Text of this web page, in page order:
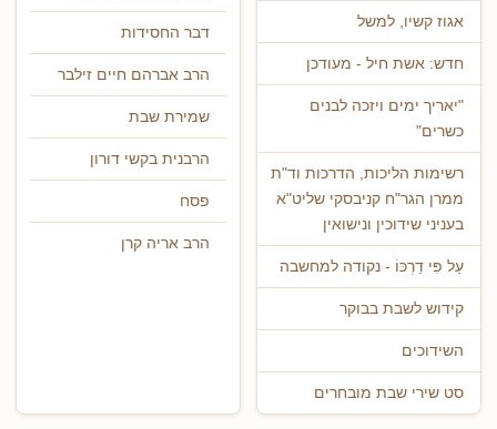
אגוז קשיו, למשל
חדש: אשת חיל - מעודכן
"יאריך ימים ויזכה לבנים
כשרים"
רשימות הליכות, הדרכות וד"ת
ממרן הגר"ח קניבסקי שליט"א
בעניני שידוכין ונישואין
עַל פִּי דַרְכּוֹ - נקודה למחשבה
קידוש לשבת בבוקר
השידוכים
סט שירי שבת מובחרים
דבר החסידות
הרב אברהם חיים זילבר
שמירת שבת
הרבנית בקשי דורון
פסח
הרב אריה קרן